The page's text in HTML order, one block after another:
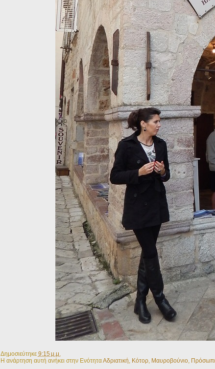
Δημοσιεύτηκε 9:15 μ.μ.
Η ανάρτηση αυτή ανήκει στην ΕνότηταΑδριατική Κότορ, Μαυροβούνιο,